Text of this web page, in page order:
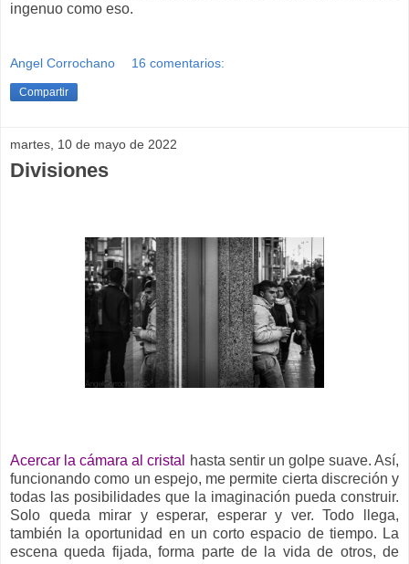
ingenuo como eso.
Angel Corrochano 16 comentarios:
Compartir
martes, 10 de mayo de 2022
Divisiones
Acercar la cámara al cristal
hasta sentir un golpe suave. Así,
funcionando como un espejo, me permite cierta discreción y
todas las posibilidades que la imaginación pueda construir.
Solo queda mirar y esperar, esperar y ver. Todo llega,
también la oportunidad en un corto espacio de tiempo. La
escena queda fijada, forma parte de la vida de otros, de